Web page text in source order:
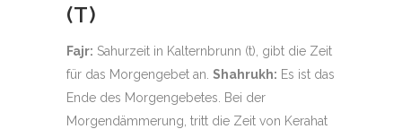
(T)
Fajr: Sahurzeit in Kalternbrunn (t), gibt die Zeit
für das Morgengebet an. Shahrukh: Es ist das
Ende des Morgengebetes. Bei der
Morgendämmerung, tritt die Zeit von Kerahat